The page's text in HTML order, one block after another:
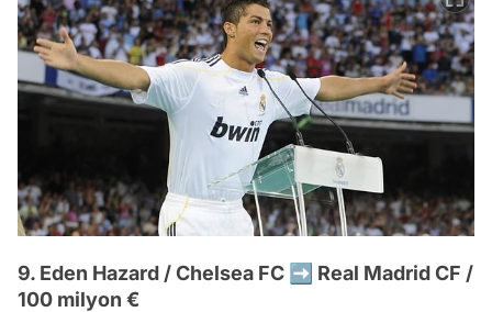
9. Eden Hazard / Chelsea FC ➡️ Real Madrid CF /
100 milyon €